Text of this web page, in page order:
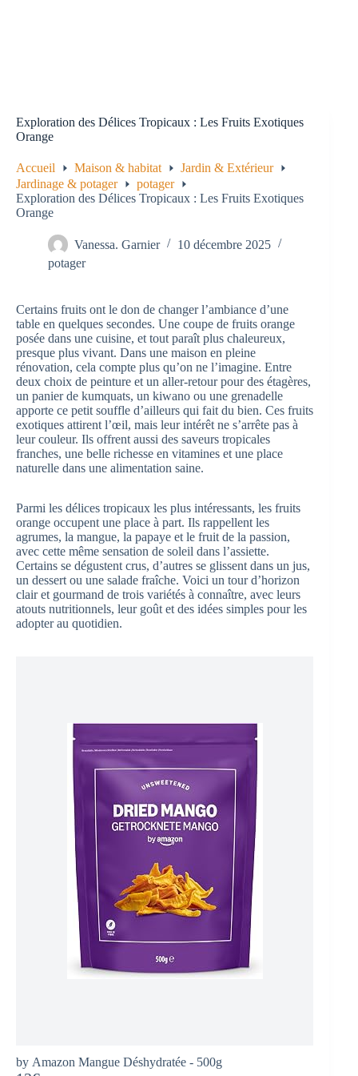
Exploration des Délices Tropicaux : Les Fruits Exotiques
Orange
Accueil Maison & habitat
Jardin & Extérieur
Jardinage & potager
potager
Exploration des Délices Tropicaux : Les Fruits Exotiques
Orange
Vanessa. Garnier
10 décembre 2025
potager
Certains fruits ont le don de changer l’ambiance d’une
table en quelques secondes. Une coupe de fruits orange
posée dans une cuisine, et tout paraît plus chaleureux,
presque plus vivant. Dans une maison en pleine
rénovation, cela compte plus qu’on ne l’imagine. Entre
deux choix de peinture et un aller-retour pour des étagères,
un panier de kumquats, un kiwano ou une grenadelle
apporte ce petit souffle d’ailleurs qui fait du bien. Ces fruits
exotiques attirent l’œil, mais leur intérêt ne s’arrête pas à
leur couleur. Ils offrent aussi des saveurs tropicales
franches, une belle richesse en vitamines et une place
naturelle dans une alimentation saine.
Parmi les délices tropicaux les plus intéressants, les fruits
orange occupent une place à part. Ils rappellent les
agrumes, la mangue, la papaye et le fruit de la passion,
avec cette même sensation de soleil dans l’assiette.
Certains se dégustent crus, d’autres se glissent dans un jus,
un dessert ou une salade fraîche. Voici un tour d’horizon
clair et gourmand de trois variétés à connaître, avec leurs
atouts nutritionnels, leur goût et des idées simples pour les
adopter au quotidien.
by Amazon Mangue Déshydratée - 500g